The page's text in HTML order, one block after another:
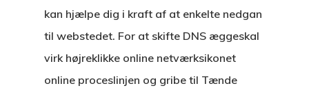
kan hjælpe dig i kraft af at enkelte nedgan
til webstedet. For at skifte DNS æggeskal
virk højreklikke online netværksikonet
online proceslinjen og gribe til Tænde